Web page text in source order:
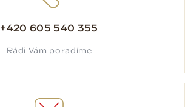
+420 605 540 355
Rádi Vám poradíme